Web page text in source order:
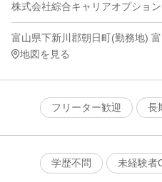
株式会社綜合キャリアオプショ
富山県下新川郡朝日町(勤務地)
地図を見る
フリーター歓迎
長
学歴不問
未経験者